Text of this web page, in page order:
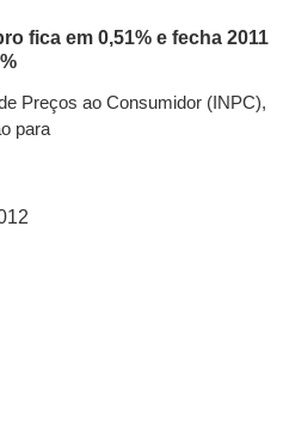
fica em 0,51% e fecha 2011
Preços ao Consumidor (INPC),
para